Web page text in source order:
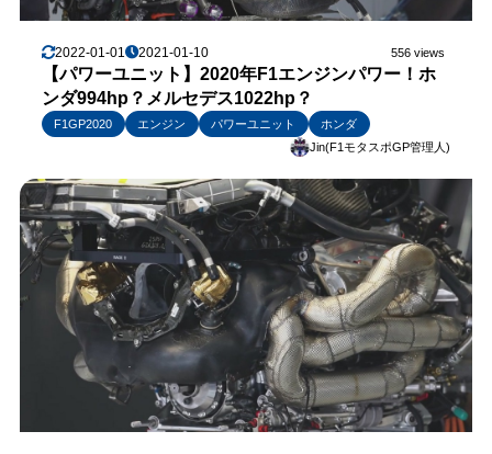
2022-01-01 2021-01-10 556 views
【パワーユニット】2020年F1エンジンパワー！ホ
ンダ994hp？メルセデス1022hp？
F1GP2020 エンジン パワーユニット
ホンダ
Jin(F1モタスポGP管理人)